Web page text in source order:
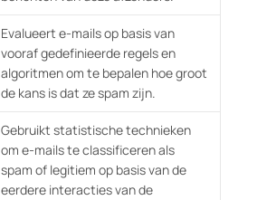
Evalueert e-mails op basis van
vooraf gedefinieerde regels en
algoritmen om te bepalen hoe groot
de kans is dat ze spam zijn.
Gebruikt statistische technieken
om e-mails te classificeren als
spam of legitiem op basis van de
eerdere interacties van de